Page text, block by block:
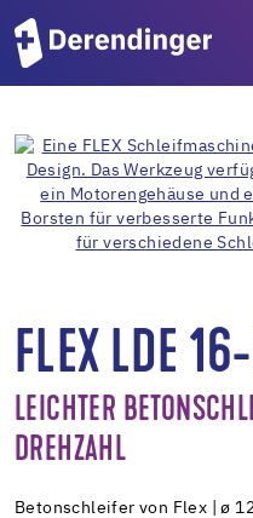
FLEX LDE
LEICHTER
DREHZAHL
Betonschleifer von Flex | ø